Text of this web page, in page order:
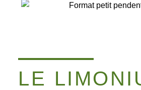
LE